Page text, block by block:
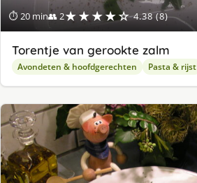
⏱ 20 min👥 2★★★★☆ 4.38 (8)
Torentje van gerookte zalm
Avondeten & hoofdgerechten Pasta & rijst